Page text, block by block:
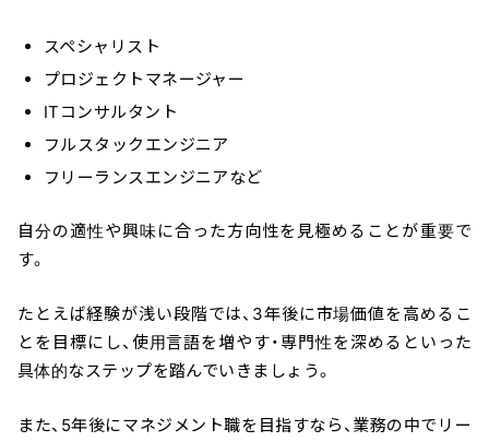
スペシャリスト
プロジェクトマネージャー
ITコンサルタント
フルスタックエンジニア
フリーランスエンジニアなど
自分の適性や興味に合った方向性を見極めることが重要で
す。
たとえば経験が浅い段階では、3年後に市場価値を高めるこ
とを目標にし、使用言語を増やす・専門性を深めるといった
具体的なステップを踏んでいきましょう。
また、5年後にマネジメント職を目指すなら、業務の中でリー